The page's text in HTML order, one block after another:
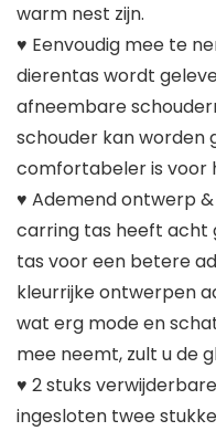
warm nest zijn.
♥ Eenvoudig mee te
dierentas wordt
afneembare
schouder kan worden
comfortabeler is voor
♥ Ademend ontwerp
carring tas heeft acht
tas voor een betere
kleurrijke ontwerpen
wat erg mode en
mee neemt, zult u de
♥ 2 stuks
ingesloten twee